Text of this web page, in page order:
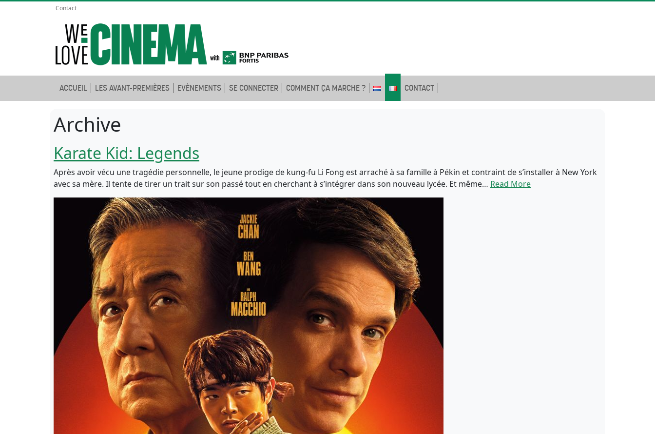
Contact
ACCUEIL LES AVANT-PREMIÈRES EVÈNEMENTS SE CONNECTER COMMENT ÇA MARCHE ? CONTACT
Archive
Karate Kid: Legends
Après avoir vécu une tragédie personnelle, le jeune prodige de kung-fu Li Fong est arraché à sa famille à Pékin et contraint de s’installer à New York
avec sa mère. Il tente de tirer un trait sur son passé tout en cherchant à s’intégrer dans son nouveau lycée. Et même… Read More